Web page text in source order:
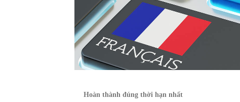
Hoàn thành đúng thời hạn nhất